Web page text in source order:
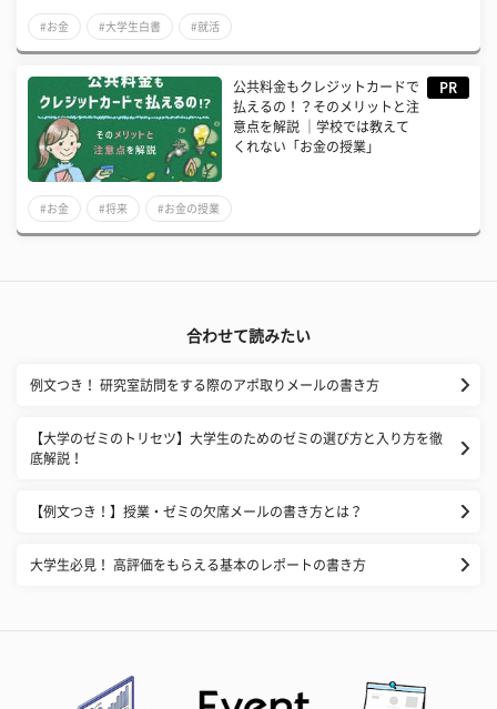
#お金 #大学生白書 #就活
公共料金もクレジットカードで
払えるの！？そのメリットと注
意点を解説 ｜学校では教えて
くれない「お金の授業」
PR
#お金 #将来 #お金の授業
合わせて読みたい
例文つき！ 研究室訪問をする際のアポ取りメールの書き方
【大学のゼミのトリセツ】大学生のためのゼミの選び方と入り方を徹
底解説！
【例文つき！】授業・ゼミの欠席メールの書き方とは？
大学生必見！ 高評価をもらえる基本のレポートの書き方